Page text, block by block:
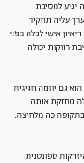
יגיע למסיבת
עליה תחקיר
אישי לכלה בפני
רווקות יכולה
גם יוזמה חגיגית
מחזקת אותה
כה מלחיצה.
ספונטנית